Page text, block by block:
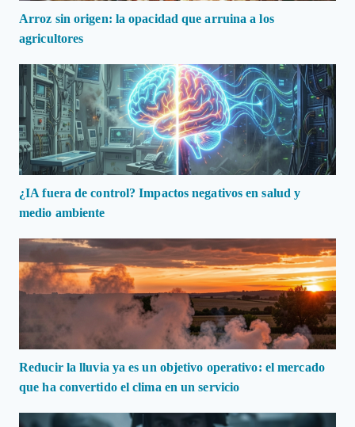
Arroz sin origen: la opacidad que arruina a los
agricultores
¿IA fuera de control? Impactos negativos en salud y
medio ambiente
Reducir la lluvia ya es un objetivo operativo: el mercado
que ha convertido el clima en un servicio